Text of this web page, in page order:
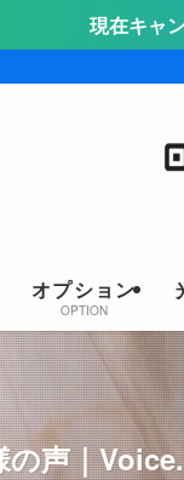
ン実施中！ご予約
オプション
OPTION
声｜